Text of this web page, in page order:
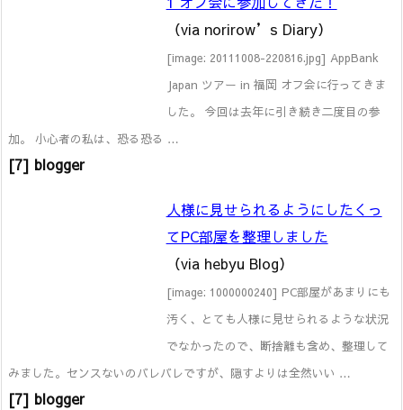
（via norirow’s Diary）
[image: 20111008-220816.jpg] AppBank
Japan ツアー in 福岡 オフ会に行ってきま
した。 今回は去年に引き続き二度目の参
加。 小心者の私は、恐る恐る …
[7] blogger
人様に見せられるようにしたくっ
てPC部屋を整理しました
（via hebyu Blog）
[image: 1000000240] PC部屋があまりにも
汚く、とても人様に見せられるような状況
でなかったので、断捨離も含め、整理して
みました。センスないのバレバレですが、隠すよりは全然いい …
[7] blogger